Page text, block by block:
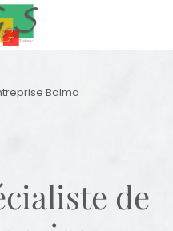
Balma
de